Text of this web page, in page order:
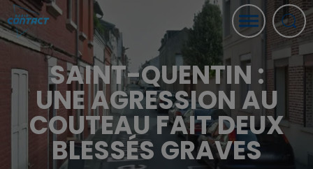
SAINT-QUENTIN :
UNE AGRESSION AU
COUTEAU FAIT DEUX
BLESSÉS GRAVES